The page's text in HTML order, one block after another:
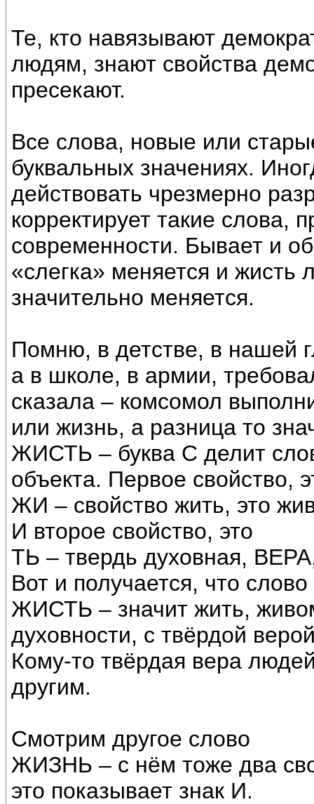
Те, кто навязывают
людям, знают свойства
пресекают.
Все слова, новые или
буквальных значениях.
действовать чрезмерно
корректирует такие слова,
современности. Бывает и
«слегка» меняется и жисть
значительно меняется.
Помню, в детстве, в нашей
а в школе, в армии,
сказала – комсомол
или жизнь, а разница то
ЖИСТЬ – буква С делит
объекта. Первое свойство,
ЖИ – свойство жить, это
И второе свойство, это
ТЬ – твердь духовная,
Вот и получается, что слово
ЖИСТЬ – значит жить,
духовности, с твёрдой
Кому-то твёрдая вера
другим.
Смотрим другое слово
ЖИЗНЬ – с нём тоже два
это показывает знак И.